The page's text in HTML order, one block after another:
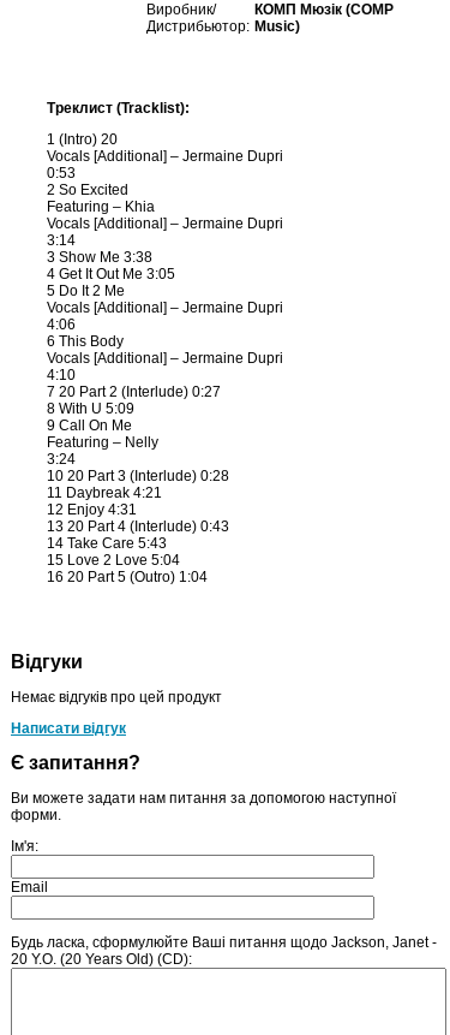
Виробник/
Дистрибьютор:
КОМП Мюзік (COMP
Music)
Треклист (Tracklist):
1 (Intro) 20
Vocals [Additional] – Jermaine Dupri
0:53
2 So Excited
Featuring – Khia
Vocals [Additional] – Jermaine Dupri
3:14
3 Show Me 3:38
4 Get It Out Me 3:05
5 Do It 2 Me
Vocals [Additional] – Jermaine Dupri
4:06
6 This Body
Vocals [Additional] – Jermaine Dupri
4:10
7 20 Part 2 (Interlude) 0:27
8 With U 5:09
9 Call On Me
Featuring – Nelly
3:24
10 20 Part 3 (Interlude) 0:28
11 Daybreak 4:21
12 Enjoy 4:31
13 20 Part 4 (Interlude) 0:43
14 Take Care 5:43
15 Love 2 Love 5:04
16 20 Part 5 (Outro) 1:04
Відгуки
Немає відгуків про цей продукт
Написати відгук
Є запитання?
Ви можете задати нам питання за допомогою наступної
форми.
Ім'я:
Email
Будь ласка, сформулюйте Ваші питання щодо Jackson, Janet -
20 Y.O. (20 Years Old) (CD):